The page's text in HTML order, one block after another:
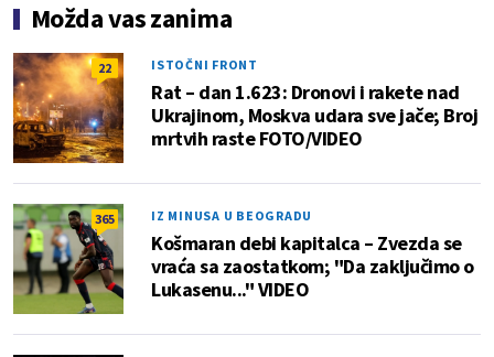
Možda vas zanima
22 ISTOČNI FRONT
Rat – dan 1.623: Dronovi i rakete nad
Ukrajinom, Moskva udara sve jače; Broj
mrtvih raste FOTO/VIDEO
365 IZ MINUSA U BEOGRADU
Košmaran debi kapitalca – Zvezda se
vraća sa zaostatkom; "Da zaključimo o
Lukasenu..." VIDEO